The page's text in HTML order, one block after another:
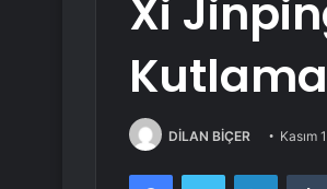
Xi
DİLAN BİÇER Kasım
FacebookTwitter